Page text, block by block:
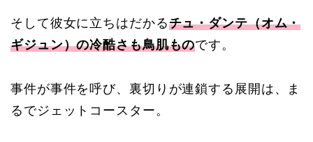
そして彼女に立ちはだかるチュ・ダンテ（オム・
ギジュン）の冷酷さも鳥肌ものです。
事件が事件を呼び、裏切りが連鎖する展開は、ま
るでジェットコースター。